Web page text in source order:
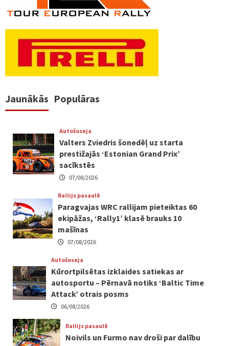
Jaunākās Populāras
Autošoseja
Valters Zviedris šonedēļ uz starta
prestižajās ‘Estonian Grand Prix’
sacīkstēs
07/08/2026
Rallijs pasaulē
Paragvajas WRC rallijam pieteiktas 60
ekipāžas, ‘Rally1’ klasē brauks 10
mašīnas
07/08/2026
Autošoseja
Kūrortpilsētas izklaides satiekas ar
autosportu – Pērnavā notiks ‘Baltic Time
Attack’ otrais posms
06/08/2026
Rallijs pasaulē
Noivils un Furmo nav droši par dalību